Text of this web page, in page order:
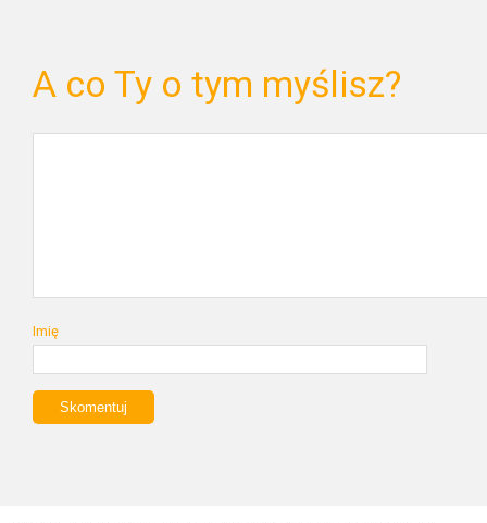
A co Ty o tym myślisz?
Imię